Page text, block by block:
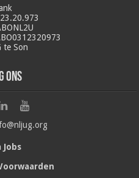
te Son
ons
Jobs